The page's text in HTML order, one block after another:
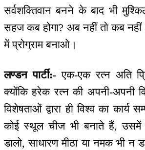
सर्वशक्तिवान बनने के बाद भी
सहज कब होगा? अब नहीं तो कब
में प्रोग्राम बनाओ।
लण्डन पार्टी:-एक-एक रत्न अति
क्योंकि हरेक रत्न की अपनी-अपनी
विशेषताओं द्वारा ही विश्व का कार्य
कोई स्थूल चीज भी बनाते हैं,
डालो, साधारण मीठा या नमक भी न